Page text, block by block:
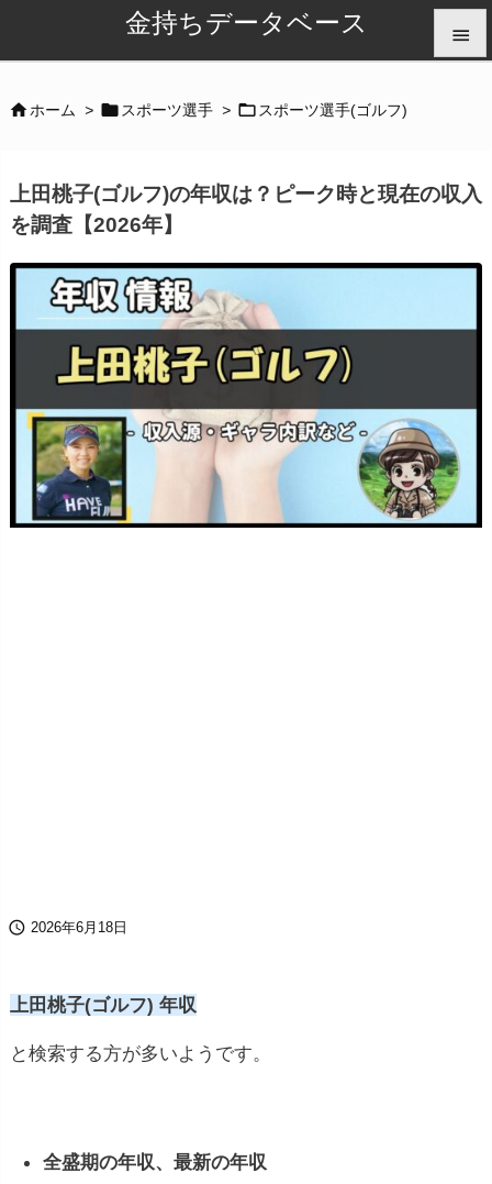
金持ちデータベース 


ホーム >  スポーツ選手 >  スポーツ選手(ゴルフ)
上田桃子(ゴルフ)の年収は？ピーク時と現在の収入
を調査【2026年】
 2026年6月18日
上田桃子(ゴルフ) 年収
と検索する方が多いようです。
全盛期の年収、最新の年収